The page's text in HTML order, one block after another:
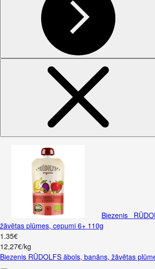
Biezenis
žāvētas plūmes, cepumi 6+ 110g
1 .35€
12,27€/kg
Biezenis RŪDOLFS ābols, banāns, žāvētas